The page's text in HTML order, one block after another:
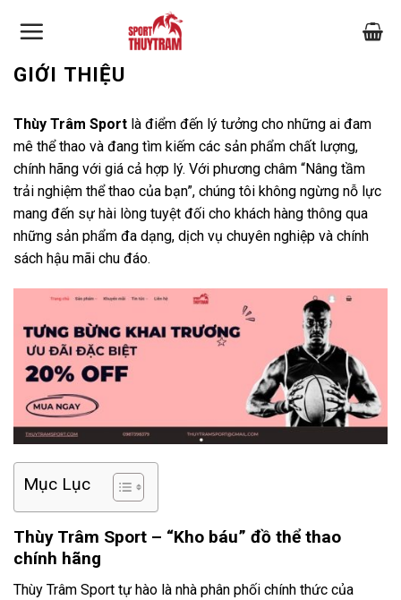
GIỚI THIỆU
Thùy Trâm Sport là điểm đến lý tưởng cho những ai đam
mê thể thao và đang tìm kiếm các sản phẩm chất lượng,
chính hãng với giá cả hợp lý. Với phương châm “Nâng tầm
trải nghiệm thể thao của bạn”, chúng tôi không ngừng nỗ lực
mang đến sự hài lòng tuyệt đối cho khách hàng thông qua
những sản phẩm đa dạng, dịch vụ chuyên nghiệp và chính
sách hậu mãi chu đáo.
Mục Lục
Thùy Trâm Sport – “Kho báu” đồ thể thao
chính hãng
Thùy Trâm Sport tự hào là nhà phân phối chính thức của